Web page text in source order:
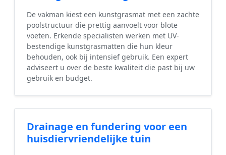
De vakman kiest een kunstgrasmat met een zachte
poolstructuur die prettig aanvoelt voor blote
voeten. Erkende specialisten werken met UV-
bestendige kunstgrasmatten die hun kleur
behouden, ook bij intensief gebruik. Een expert
adviseert u over de beste kwaliteit die past bij uw
gebruik en budget.
Drainage en fundering voor een
huisdiervriendelijke tuin